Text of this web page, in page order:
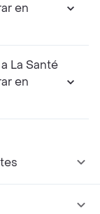
en
La Santé
en